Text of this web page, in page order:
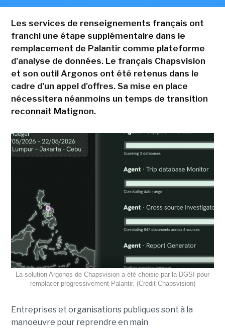
Les services de renseignements français ont
franchi une étape supplémentaire dans le
remplacement de Palantir comme plateforme
d'analyse de données. Le français Chapsvision
et son outil Argonos ont été retenus dans le
cadre d'un appel d'offres. Sa mise en place
nécessitera néanmoins un temps de transition
reconnait Matignon.
La solution Argonos de Chapsvision a été choisie par la DGSI pour
remplacer progressivement Palantir. (Crédit Chapsvision)
Entreprises et organisations publiques sont à la
manoeuvre pour reprendre en main